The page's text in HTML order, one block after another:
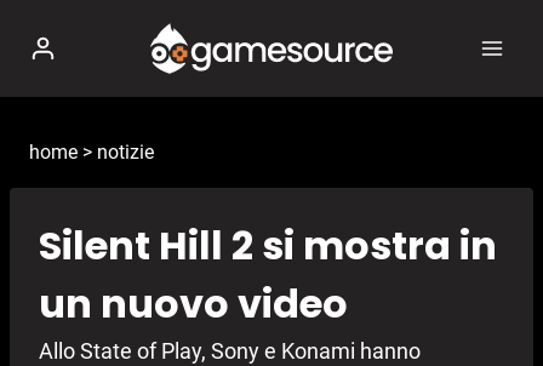
contenuto
home > notizie
Silent Hill 2 si mostra in
un nuovo video
Allo State of Play, Sony e Konami hanno